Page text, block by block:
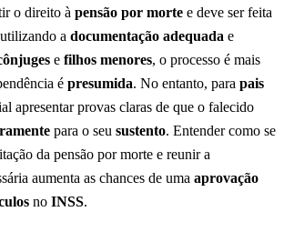
o direito à pensão por morte e deve ser feita
a documentação adequada e
e filhos menores, o processo é mais
é presumida. No entanto, para pais
apresentar provas claras de que o falecido
para o seu sustento. Entender como se
da pensão por morte e reunir a
aumenta as chances de uma aprovação
no INSS.